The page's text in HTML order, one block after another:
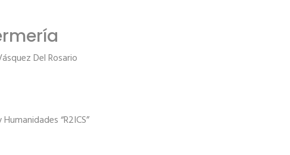
Del Rosario
“R2ICS”